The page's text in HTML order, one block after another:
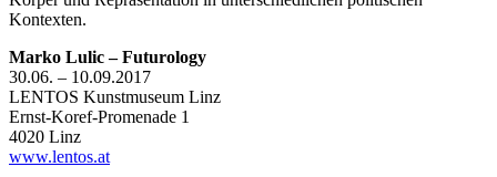
Kontexten.
Marko Lulic – Futurology
30.06. – 10.09.2017
LENTOS Kunstmuseum Linz
Ernst-Koref-Promenade 1
4020 Linz
www.lentos.at